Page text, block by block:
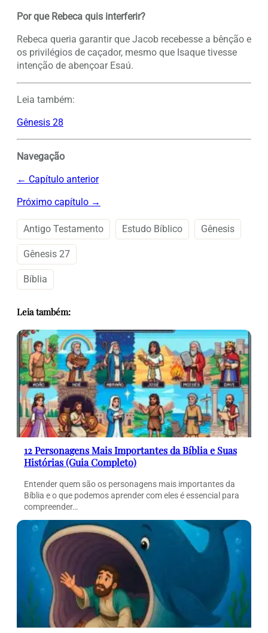
Por que Rebeca quis interferir?
Rebeca queria garantir que Jacob recebesse a bênção e
os privilégios de caçador, mesmo que Isaque tivesse
intenção de abençoar Esaú.
Leia também:
Gênesis 28
Navegação
← Capítulo anterior
Próximo capítulo →
Antigo Testamento Estudo Bíblico Gênesis
Gênesis 27
Bíblia
Leia também:
12 Personagens Mais Importantes da Bíblia e Suas
Histórias (Guia Completo)
Entender quem são os personagens mais importantes da
Bíblia e o que podemos aprender com eles é essencial para
compreender…